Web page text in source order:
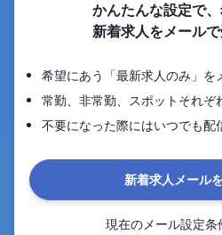
かんたんな設定で
新着求人をメール
希望にあう「最新求人のみ」を
常勤、非常勤、スポットそれぞ
不要になった際にはいつでも配
新着求人メール
現在のメール設定条